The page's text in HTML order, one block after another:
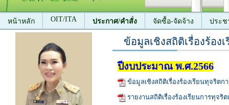
หน้าหลัก OIT/ITA ประกาศ/คำสั่ง จัดซื้อ-จัดจ้าง ประช
ติดต่อเรา ข้อมูลเชิงสถิติเรื่องร้อ
ปีงบประมาณ พ.ศ.2566
ข้อมูลเชิงสถิติเรื่องร้องเรียนทุจริต
รายงานสถิติเรื่องร้องเรียนการทุจ